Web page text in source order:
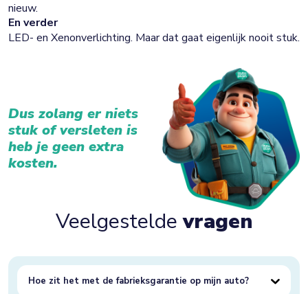
nieuw.
En verder
LED- en Xenonverlichting. Maar dat gaat eigenlijk nooit stuk.
Dus zolang er niets
stuk of versleten is
heb je geen extra
kosten.
Veelgesteldevragen
Hoe zit het met de fabrieksgarantie op mijn auto?